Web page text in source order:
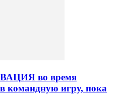
во время
командную игру, пока